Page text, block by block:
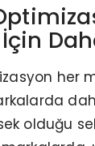
her
olduğu